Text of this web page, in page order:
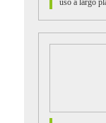
aumentando